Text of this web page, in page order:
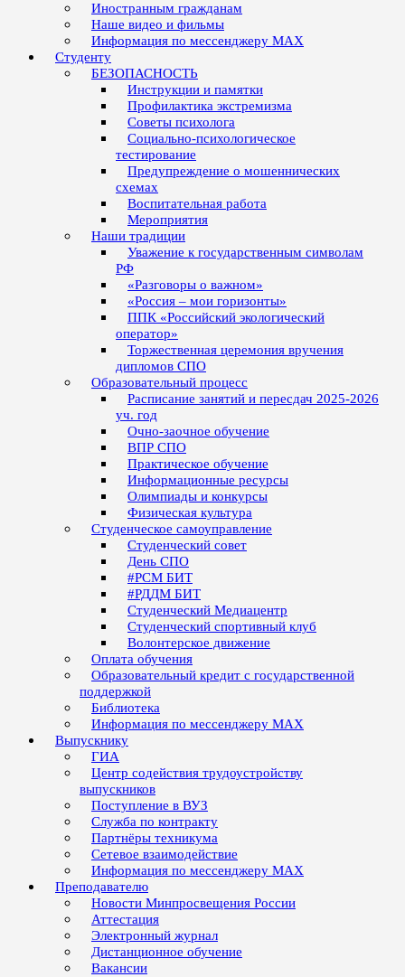
Иностранным гражданам
Наше видео и фильмы
Информация по мессенджеру MAX
Студенту
БЕЗОПАСНОСТЬ
Инструкции и памятки
Профилактика экстремизма
Советы психолога
Социально-психологическое
тестирование
Предупреждение о мошеннических
схемах
Воспитательная работа
Мероприятия
Наши традиции
Уважение к государственным символам
РФ
«Разговоры о важном»
«Россия – мои горизонты»
ППК «Российский экологический
оператор»
Торжественная церемония вручения
дипломов СПО
Образовательный процесс
Расписание занятий и пересдач 2025-2026
уч. год
Очно-заочное обучение
ВПР СПО
Практическое обучение
Информационные ресурсы
Олимпиады и конкурсы
Физическая культура
Студенческое самоуправление
Студенческий совет
День СПО
#РСМ БИТ
#РДДМ БИТ
Студенческий Медиацентр
Студенческий спортивный клуб
Волонтерское движение
Оплата обучения
Образовательный кредит с государственной
поддержкой
Библиотека
Информация по мессенджеру MAX
Выпускнику
ГИА
Центр содействия трудоустройству
выпускников
Поступление в ВУЗ
Служба по контракту
Партнёры техникума
Сетевое взаимодействие
Информация по мессенджеру MAX
Преподавателю
Новости Минпросвещения России
Аттестация
Электронный журнал
Дистанционное обучение
Вакансии